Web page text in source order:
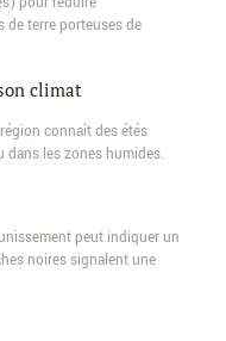
de terre porteuses de
climat
connaît des étés
les zones humides.
peut indiquer un
noires signalent une